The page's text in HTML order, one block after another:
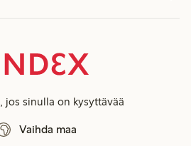
, jos sinulla on kysyttävää
Vaihda maa